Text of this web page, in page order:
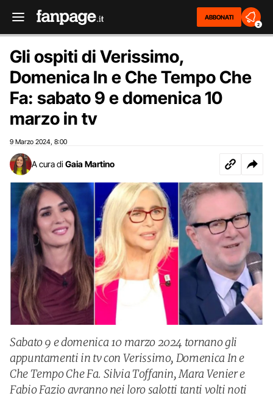
ABBONATI
2
Gli ospiti di Verissimo,
Domenica In e Che Tempo Che
Fa: sabato 9 e domenica 10
marzo in tv
9 Marzo 2024 8:00
A cura di Gaia Martino
Sabato 9 e domenica 10 marzo 2024 tornano gli
appuntamenti in tv con Verissimo, Domenica In e
Che Tempo Che Fa. Silvia Toffanin, Mara Venier e
Fabio Fazio avranno nei loro salotti tanti volti noti